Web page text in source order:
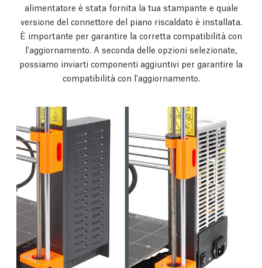
alimentatore è stata fornita la tua stampante e quale
versione del connettore del piano riscaldato è installata.
È importante per garantire la corretta compatibilità con
l'aggiornamento. A seconda delle opzioni selezionate,
possiamo inviarti componenti aggiuntivi per garantire la
compatibilità con l'aggiornamento.